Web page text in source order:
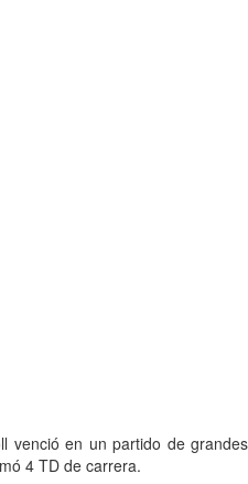
venció en un partido de grandes
4 TD de carrera.